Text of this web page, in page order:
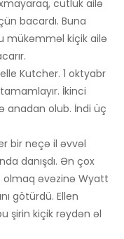
cütlük ailə
bacardı. Buna
mükəmməl kiçik ailə
Kutcher. 1 oktyabr
İkinci
anadan olub. İndi üç
bir neçə il əvvəl
danışdı. Ən çox
olmaq əvəzinə Wyatt
götürdü. Ellen
şirin kiçik rəydən əl